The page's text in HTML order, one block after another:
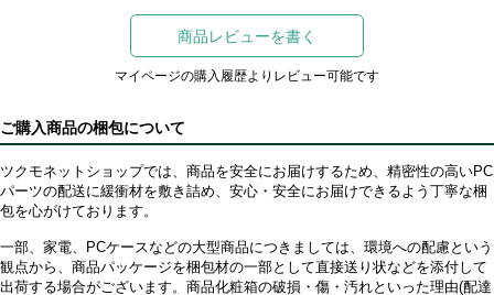
商品レビューを書く
マイページの購入履歴よりレビュー可能です
ご購入商品の梱包について
ツクモネットショップでは、商品を安全にお届けするため、精密性の高いPC
パーツの配送に緩衝材を敷き詰め、安心・安全にお届けできるよう丁寧な梱
包を心がけております。
一部、家電、PCケースなどの大型商品につきましては、環境への配慮という
観点から、商品パッケージを梱包材の一部として直接送り状などを添付して
出荷する場合がございます。商品化粧箱の破損・傷・汚れといった理由(配達